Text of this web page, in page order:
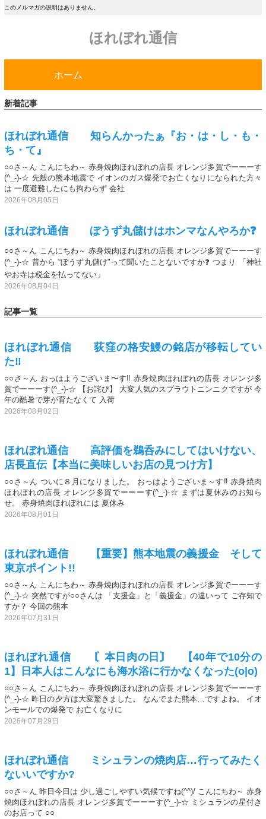
このメルマガの説明はありません。
ほれぼれ通信
ホーム
新着記事
ほれぼれ通信 知らんかったぁ『お・は・し・も・
ち・て』
○○さ～ん こんにちわ～ 赤身焼肉ほれぼれの店長 オレンジ多賀でーーーす
(^_-)-☆ 先般の熊本地震で イオンのガス爆発でお亡くなりになられた方々
は 一度避難したにも拘わらず 会社
2026年08月05日
ほれぼれ通信 ぼうず丸儲けはホンマなんやろか❓
○○さ～ん こんにちわ～ 赤身焼肉ほれぼれの店長 オレンジ多賀でーーーす
(^_-)-☆ 昔から “ぼうず丸儲け"って聞いたことないですか❓ つまり 「神社
やお寺は税金を払ってない」
2026年08月04日
記事一覧
ほれぼれ通信 荻窪の格安鰻の銘店が移転してい
た‼️
○○さ～ん おっはようございま〜す‼️ 赤身焼肉ほれぼれの店長 オレンジ多
賀でーーーす(^_-)-☆ 【お詫び】 大変人気のスプラウトニンニクですが 今
年の酷暑で芽が育たなくて 入荷
2026年08月02日
ほれぼれ通信 高評価を鵜呑みにしてはいけない、
店長直伝【本当に美味しいお店の見つけ方】
○○さ～ん ついに８月になりました。 おっはようございま～す‼️ 赤身焼肉
ほれぼれの店長 オレンジ多賀でーーーす(^_-)-☆ まずは夏休みのお知ら
せ。 赤身焼肉ほれぼれには 夏休み
2026年08月01日
ほれぼれ通信 【重要】熊本地震の義援金 そして
東京ポイント!!
○○さ～ん こんにちわ～ 赤身焼肉ほれぼれの店長 オレンジ多賀でーーーす
(^_-)-☆ 突然ですが○○さんは 「支援金」と「義援金」の違いって ご存知で
すか？ 今回の熊本
2026年07月31日
ほれぼれ通信 〘本日肉の日〙 【40年で10分の
1】日本人はこんなにも海水浴に行かなくなった(o|o)
○○さ～ん こんにちわ～ 赤身焼肉ほれぼれの店長 オレンジ多賀でーーーす
(^_-)-☆ 昨日の夕方は大変驚きました。 なんでまた熊本…ですよね。 イオ
ンモールでの爆発で お亡くなりに
2026年07月29日
ほれぼれ通信 ミシュランの焼肉店…行ってみたく
ないいですか?
○○さ～ん 昨日今日は 少し過ごしやすい気候ですね(^^)/ こんにちわ～ 赤身
焼肉ほれぼれの店長 オレンジ多賀でーーーす(^_-)-☆ ミシュランの星付き
のお店って ○○